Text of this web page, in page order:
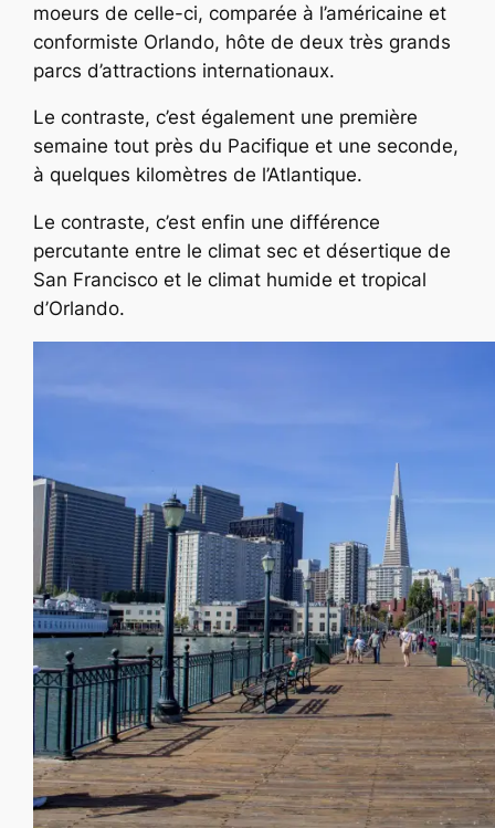
moeurs de celle-ci, comparée à l’américaine et
conformiste Orlando, hôte de deux très grands
parcs d’attractions internationaux.
Le contraste, c’est également une première
semaine tout près du Pacifique et une seconde,
à quelques kilomètres de l’Atlantique.
Le contraste, c’est enfin une différence
percutante entre le climat sec et désertique de
San Francisco et le climat humide et tropical
d’Orlando.